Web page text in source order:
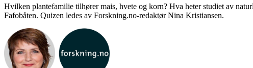
Hvilken plantefamilie tilhører mais, hvete og korn? Hva heter studiet av
Fafobåten. Quizen ledes av Forskning.no-redaktør Nina Kristiansen.